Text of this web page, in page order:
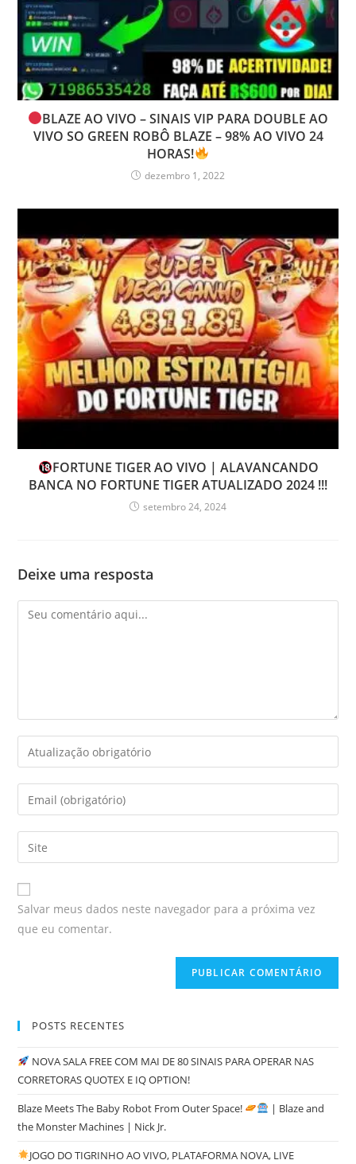
BLAZE AO VIVO – SINAIS VIP PARA DOUBLE AO
VIVO SO GREEN ROBÔ BLAZE – 98% AO VIVO 24
HORAS!
dezembro 1, 2022
FORTUNE TIGER AO VIVO | ALAVANCANDO
BANCA NO FORTUNE TIGER ATUALIZADO 2024 !!!
setembro 24, 2024
Deixe uma resposta
Salvar meus dados neste navegador para a próxima vez
que eu comentar.
POSTS RECENTES
NOVA SALA FREE COM MAI DE 80 SINAIS PARA OPERAR NAS
CORRETORAS QUOTEX E IQ OPTION!
Blaze Meets The Baby Robot From Outer Space!
| Blaze and
the Monster Machines | Nick Jr.
JOGO DO TIGRINHO AO VIVO, PLATAFORMA NOVA, LIVE